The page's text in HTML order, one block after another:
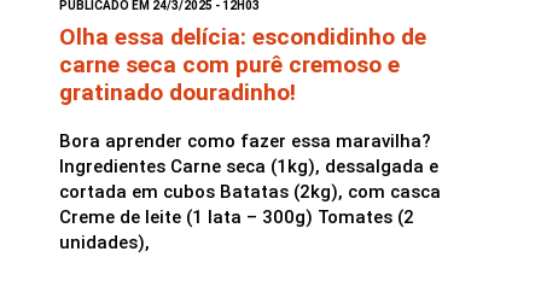
PUBLICADO EM 24/3/2025 - 12H03
Olha essa delícia: escondidinho de
carne seca com purê cremoso e
gratinado douradinho!
Bora aprender como fazer essa maravilha?
Ingredientes Carne seca (1kg), dessalgada e
cortada em cubos Batatas (2kg), com casca
Creme de leite (1 lata – 300g) Tomates (2
unidades),